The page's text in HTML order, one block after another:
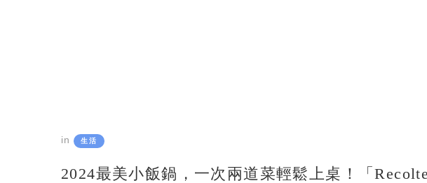
in 生活
2024最美小飯鍋，一次兩道菜輕鬆上桌！「